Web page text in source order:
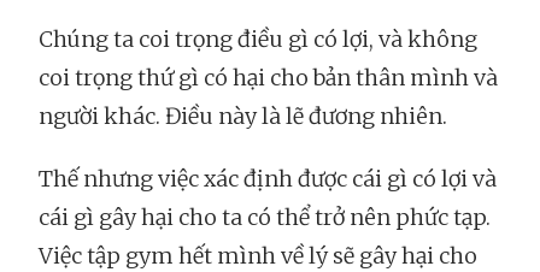
Chúng ta coi trọng điều gì có lợi, và không
coi trọng thứ gì có hại cho bản thân mình và
người khác. Điều này là lẽ đương nhiên.
Thế nhưng việc xác định được cái gì có lợi và
cái gì gây hại cho ta có thể trở nên phức tạp.
Việc tập gym hết mình về lý sẽ gây hại cho